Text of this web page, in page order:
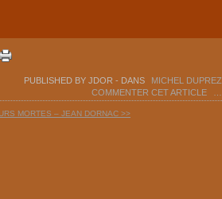
PUBLISHED BY JDOR - DANS
MICHEL DUPREZ
COMMENTER CET ARTICLE
MORTES – JEAN DORNAC >>